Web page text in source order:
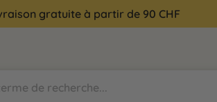
gratuite à partir de 90 CHF